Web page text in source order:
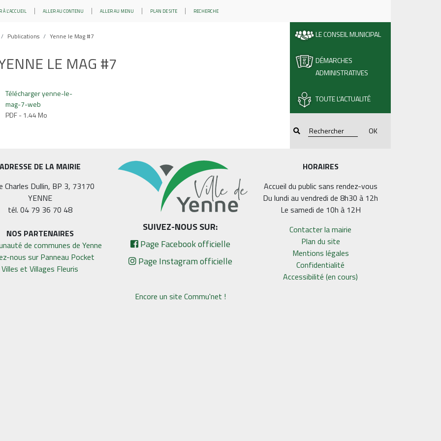
À L'ACCUEIL ALLER AU CONTENU ALLER AU MENU PLAN DE SITE RECHERCHE
Publications Yenne le Mag #7
LE MAG #7
Télécharger yenne-le-
mag-7-web
PDF - 1.44 Mo
LE CONSEIL MUNICIPAL
DÉMARCHES
ADMINISTRATIVES
TOUTE L'ACTUALITÉ
OK
ADRESSE DE LA MAIRIE
Charles Dullin, BP 3, 73170
YENNE
tél. 04 79 36 70 48
NOS PARTENAIRES
de communes de Yenne
nous sur Panneau Pocket
Villes et Villages Fleuris
SUIVEZ-NOUS SUR:
Page Facebook officielle
Page Instagram officielle
HORAIRES
Accueil du public sans rendez-vous
Du lundi au vendredi de 8h30 à 12h
Le samedi de 10h à 12H
Contacter la mairie
Plan du site
Mentions légales
Confidentialité
Accessibilité (en cours)
Encore un site Commu'net !